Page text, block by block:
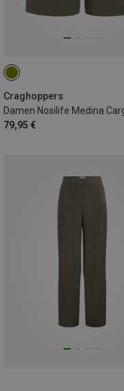
Craghoppers
79,95 €